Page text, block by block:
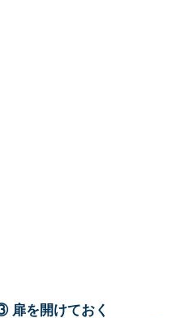
扉を開けておく